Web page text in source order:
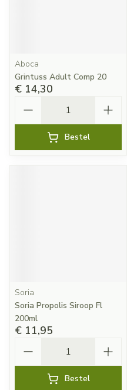
Aboca
Grintuss Adult Comp 20
€ 14,30
Bestel
Soria
Soria Propolis Siroop Fl
200ml
€ 11,95
Bestel